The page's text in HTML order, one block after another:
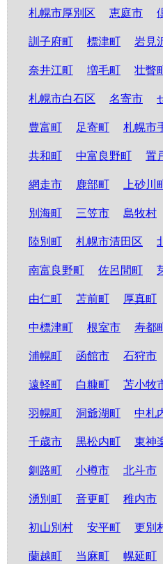
札幌市厚別区 恵庭市
訓子府町 標津町 岩見
奈井江町 増毛町 壮瞥
札幌市白石区 名寄市
豊富町 足寄町 札幌市
共和町 中富良野町 置
網走市 鹿部町 上砂川
別海町 三笠市 島牧村
陸別町 札幌市清田区
南富良野町 佐呂間町
由仁町 苫前町 厚真町
中標津町 根室市 寿都
浦幌町 函館市 石狩市
遠軽町 白糠町 苫小牧
羽幌町 洞爺湖町 中札
千歳市 黒松内町 東神
釧路町 小樽市 北斗市
湧別町 音更町 稚内市
初山別村 安平町 更別
蘭越町 当麻町 幌延町